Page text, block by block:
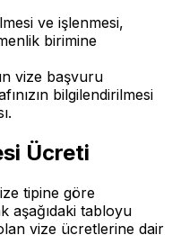
ve işlenmesi,
birimine
vize başvuru
bilgilendirilmesi
Ücreti
tipine göre
aşağıdaki tabloyu
vize ücretlerine dair